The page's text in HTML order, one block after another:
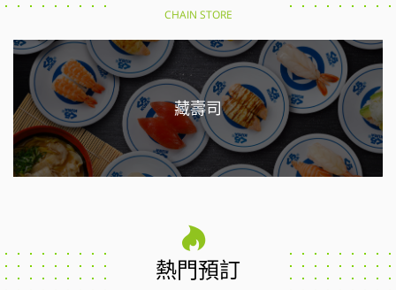
CHAIN STORE
藏壽司
熱門預訂